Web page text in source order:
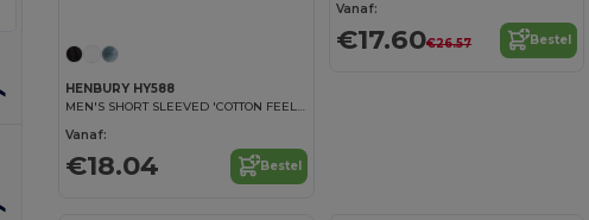
HENBURY HY588
MEN'S SHORT SLEEVED 'COTTON FEEL' COOLPLUS® SHIRT
Vanaf:
€18.04 Bestel
Vanaf:
€17.60€26.57 Bestel